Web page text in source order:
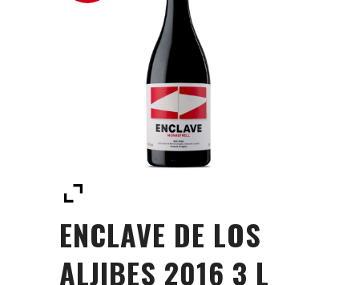
ENCLAVE DE LOS
ALJIBES 2016 3 L